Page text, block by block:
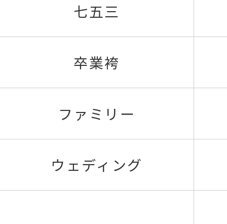
七五三
卒業袴
ファミリー
ウェディング